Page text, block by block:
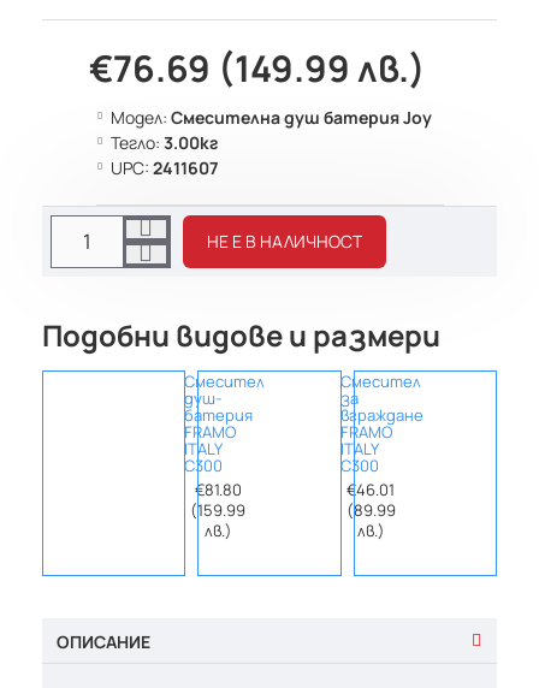
€76.69 (149.99 лв.)
Модел: Смесителна душ батерия Joy
Тегло: 3.00кг
UPC: 2411607
НЕ Е В НАЛИЧНОСТ
Подобни видове и размери
Смесител
душ-
батерия
FRAMO
ITALY
C300
€81.80
(159.99
лв.)
Смесител
за
вграждане
FRAMO
ITALY
C300
€46.01
(89.99
лв.)
ОПИСАНИЕ